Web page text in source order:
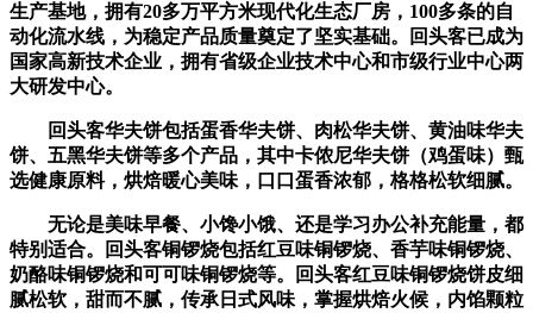
生产基地，拥有20多万平方米现代化生态厂房，100多条的自
动化流水线，为稳定产品质量奠定了坚实基础。回头客已成为
国家高新技术企业，拥有省级企业技术中心和市级行业中心两
大研发中心。
回头客华夫饼包括蛋香华夫饼、肉松华夫饼、黄油味华夫
饼、五黑华夫饼等多个产品，其中卡侬尼华夫饼（鸡蛋味）甄
选健康原料，烘焙暖心美味，口口蛋香浓郁，格格松软细腻。
无论是美味早餐、小馋小饿、还是学习办公补充能量，都
特别适合。回头客铜锣烧包括红豆味铜锣烧、香芋味铜锣烧、
奶酪味铜锣烧和可可味铜锣烧等。回头客红豆味铜锣烧饼皮细
腻松软，甜而不腻，传承日式风味，掌握烘焙火候，内馅颗粒